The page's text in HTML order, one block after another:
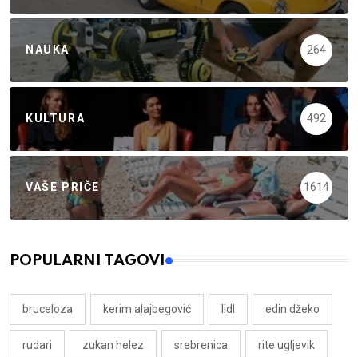
NAUKA 264
KULTURA 492
VAŠE PRIČE 1614
POPULARNI TAGOVI
bruceloza kerim alajbegović lidl edin džeko
rudari zukan helez srebrenica rite ugljevik